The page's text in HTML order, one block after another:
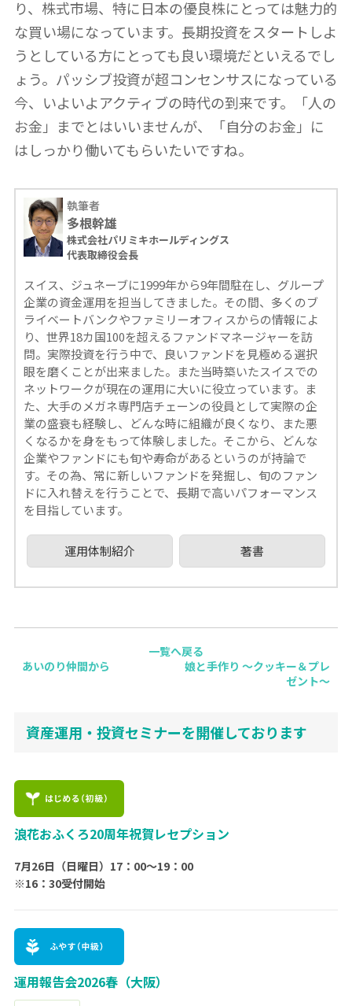
り、株式市場、特に日本の優良株にとっては魅力的
な買い場になっています。長期投資をスタートしよ
うとしている方にとっても良い環境だといえるでし
ょう。パッシブ投資が超コンセンサスになっている
今、いよいよアクティブの時代の到来です。「人の
お金」までとはいいませんが、「自分のお金」に
はしっかり働いてもらいたいですね。
執筆者
多根幹雄
株式会社パリミキホールディングス
代表取締役会長
スイス、ジュネーブに1999年から9年間駐在し、グループ
企業の資金運用を担当してきました。その間、多くのブ
ライベートバンクやファミリーオフィスからの情報によ
り、世界18カ国100を超えるファンドマネージャーを訪
問。実際投資を行う中で、良いファンドを見極める選択
眼を磨くことが出来ました。また当時築いたスイスでの
ネットワークが現在の運用に大いに役立っています。ま
た、大手のメガネ専門店チェーンの役員として実際の企
業の盛衰も経験し、どんな時に組織が良くなり、また悪
くなるかを身をもって体験しました。そこから、どんな
企業やファンドにも旬や寿命があるというのが持論で
す。その為、常に新しいファンドを発掘し、旬のファン
ドに入れ替えを行うことで、長期で高いパフォーマンス
を目指しています。
運用体制紹介 著書
娘と手作り ～クッキー＆プレ
ゼント～
あいのり仲間から
一覧へ戻る
資産運用・投資セミナーを開催しております
浪花おふくろ20周年祝賀レセプション
7月26日（日曜日）17：00〜19：00
※16：30受付開始
運用報告会2026春（大阪）